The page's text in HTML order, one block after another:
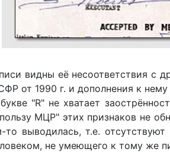
видны её несоответствия с
от 1990 г. и дополнения к
"R" не хватает
МЦР" этих признаков не
выводилась, т.е.
не умеющего к тому же